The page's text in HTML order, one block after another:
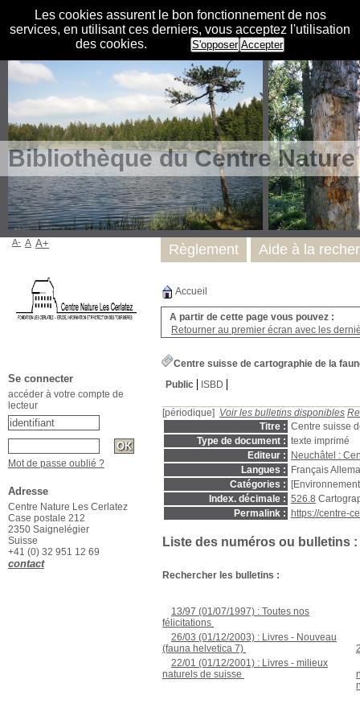
Les cookies assurent le bon fonctionnement de nos
services, en utilisant ces derniers, vous acceptez l'utilisation
des cookies.
S'opposer Accepter
Bibliothèque du Centre
Accueil
A partir de cette page vous pouvez :
Retourner au premier écran avec les
Centre suisse de cartographie de la
Public
ISBD
[périodique] Voir les bulletins disponibles
Titre : Centre suisse
Type de document : texte imprimé
Editeur :
Neuchâtel :
Langues :
Français
Catégories :
Index. décimale : 526.8
Permalink :
https://centre-
Liste des numéros ou bulletins :
Rechercher les bulletins :
26/03 (01/12/2003) : Livres - Nouveau
(fauna helvetica 7)
22/01 (01/12/2001) : Livres - milieux
naturels de suisse
13/97 (01/07/1997) : Toutes nos
félicitations
Règlement Aide à la
A- A A+
Se connecter
accéder à votre compte de
lecteur
Mot de passe oublié ?
Adresse
Centre Nature Les Cerlatez
Case postale 212
2350 Saignelégier
Suisse
+41 (0) 32 951 12 69
contact